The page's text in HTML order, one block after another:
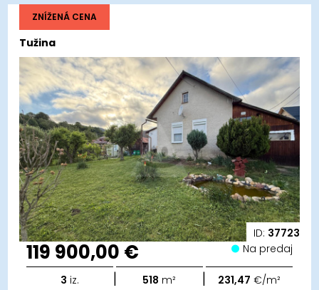
ID: 37723
Tužina
ZNÍŽENÁ CENA
119 900,00 € Na predaj
3 iz. | 518 m² | 231,47 €/m²